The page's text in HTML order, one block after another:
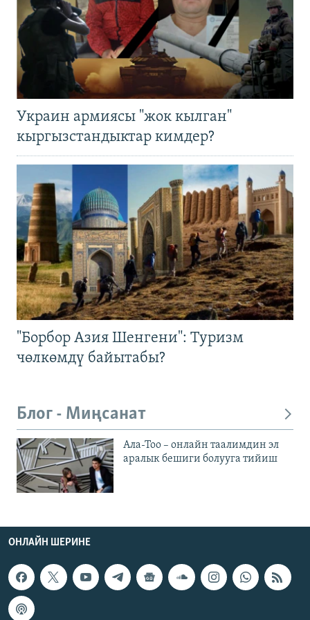
Украин армиясы "жок кылган"
кыргызстандыктар кимдер?
"Борбор Азия Шенгени": Туризм
чөлкөмдү байытабы?
Блог - Миңсанат
Ала-Тоо – онлайн таалимдин эл
аралык бешиги болууга тийиш
ОНЛАЙН ШЕРИНЕ